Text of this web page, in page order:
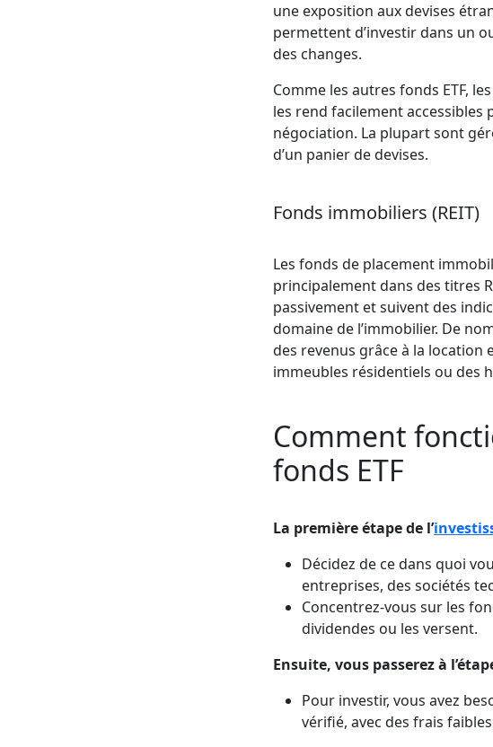
une exposition aux devises
permettent d’investir dans un
des changes.
Comme les autres fonds ETF,
les rend facilement accessibles
négociation. La plupart sont
d’un panier de devises.
Fonds immobiliers (REIT)
Les fonds de placement
principalement dans des titres
passivement et suivent des
domaine de l’immobilier. De
des revenus grâce à la location
immeubles résidentiels ou des
Comment
fonds ETF
La première étape de l’
Décidez de ce dans quoi
entreprises, des sociétés
Concentrez-vous sur les
dividendes ou les versent.
Ensuite, vous passerez à
Pour investir, vous avez
vérifié, avec des frais